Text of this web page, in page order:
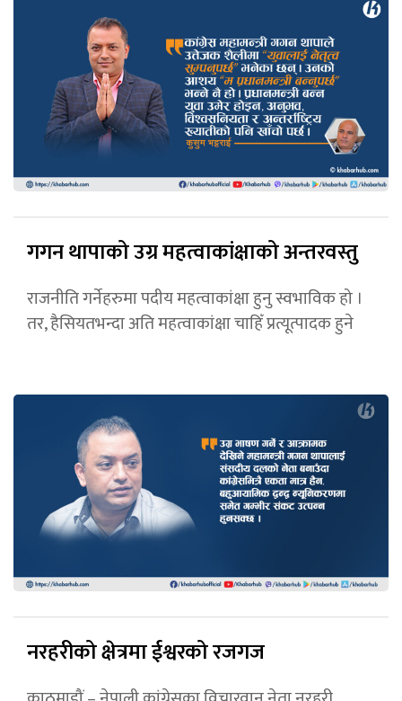
गगन थापाको उग्र महत्वाकांक्षाको अन्तरवस्तु
राजनीति गर्नेहरुमा पदीय महत्वाकांक्षा हुनु स्वभाविक हो ।
तर, हैसियतभन्दा अति महत्वाकांक्षा चाहिँ प्रत्यूत्पादक हुने
नरहरीको क्षेत्रमा ईश्वरको रजगज